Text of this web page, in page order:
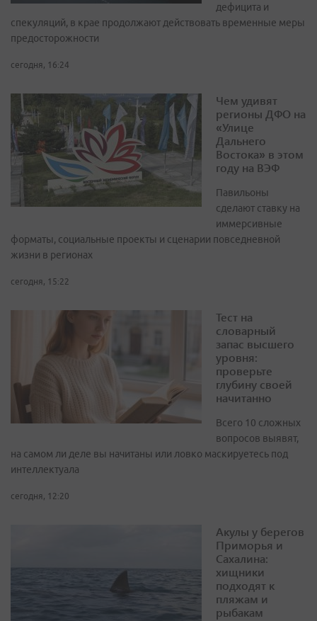
дефицита и
спекуляций, в крае продолжают действовать временные меры
предосторожности
сегодня, 16:24
Чем удивят
регионы ДФО на
«Улице
Дальнего
Востока» в этом
году на ВЭФ
Павильоны
сделают ставку на
иммерсивные
форматы, социальные проекты и сценарии повседневной
жизни в регионах
сегодня, 15:22
Тест на
словарный
запас высшего
уровня:
проверьте
глубину своей
начитанно
Всего 10 сложных
вопросов выявят,
на самом ли деле вы начитаны или ловко маскируетесь под
интеллектуала
сегодня, 12:20
Акулы у берегов
Приморья и
Сахалина:
хищники
подходят к
пляжам и
рыбакам